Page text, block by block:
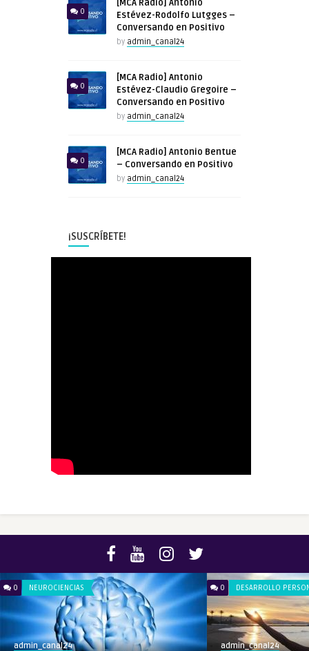
0
[MCA Radio] Antonio
Estévez-Rodolfo Lutgges –
Conversando en Positivo
by admin_canal24
0
[MCA Radio] Antonio
Estévez-Claudio Gregoire –
Conversando en Positivo
by admin_canal24
0
[MCA Radio] Antonio Bentue
– Conversando en Positivo
by admin_canal24
¡SUSCRÍBETE!
0 NEUROCIENCIAS
admin_canal24
0 DESARROLLO
admin_canal24